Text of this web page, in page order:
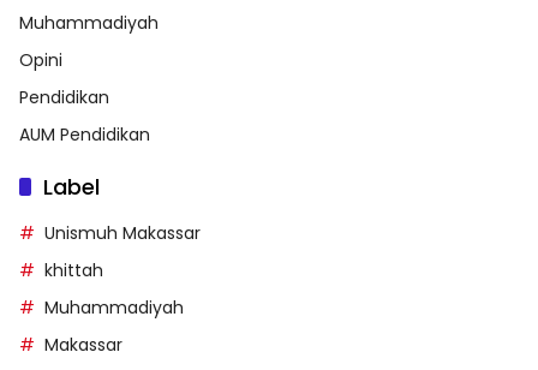
Muhammadiyah
Opini
Pendidikan
AUM Pendidikan
Label
Unismuh Makassar
khittah
Muhammadiyah
Makassar